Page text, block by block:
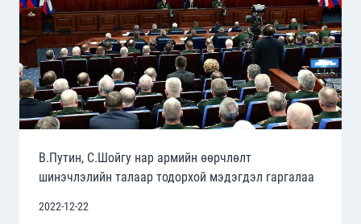
В.Путин, С.Шойгу нар армийн өөрчлөлт
шинэчлэлийн талаар тодорхой мэдэгдэл гаргалаа
2022-12-22